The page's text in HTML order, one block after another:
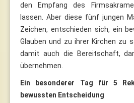
den Empfang des
lassen. Aber diese fünf jungen
Zeichen, entschieden sich, ein
Glauben und zu ihrer Kirchen zu
damit auch die Bereitschaft,
übernehmen.
Ein besonderer Tag für 5
bewussten Entscheidung